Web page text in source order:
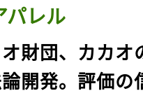
パレル
オ財団、カカオ
開発。評価の